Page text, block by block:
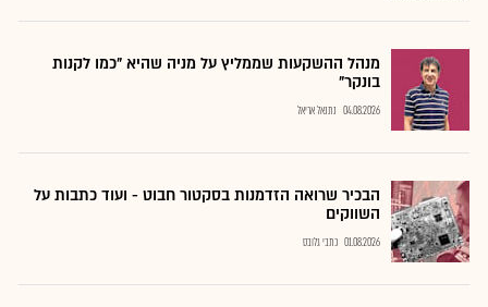
מנהל ההשקעות שממליץ על מניה שהיא "כמו לקנות
בונקר"
04.08.2026 נתנאל אריאל
הבכיר שרואה הזדמנות בסקטור חבוט - ועוד כתבות על
השווקים
01.08.2026 כתבי גלובס